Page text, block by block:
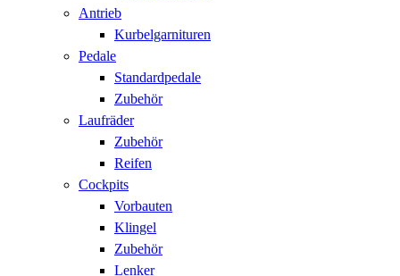
Antrieb
Kurbelgarnituren
Pedale
Standardpedale
Zubehör
Laufräder
Zubehör
Reifen
Cockpits
Vorbauten
Klingel
Zubehör
Lenker